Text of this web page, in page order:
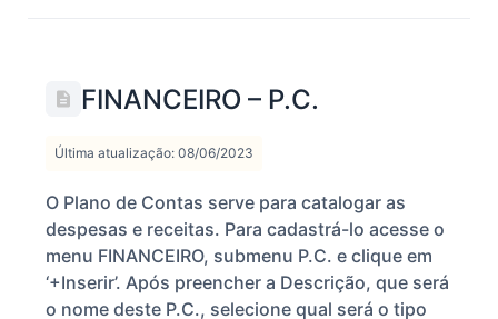
FINANCEIRO – P.C.
Última atualização: 08/06/2023
O Plano de Contas serve para catalogar as
despesas e receitas. Para cadastrá-lo acesse o
menu FINANCEIRO, submenu P.C. e clique em
‘+Inserir’. Após preencher a Descrição, que será
o nome deste P.C., selecione qual será o tipo